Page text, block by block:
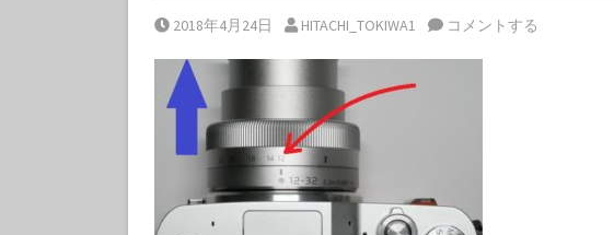
Posted on
2018年4月24日 Posted by
HITACHI_TOKIWA1 コメントする